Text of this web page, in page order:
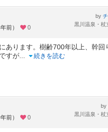
前） 0
by
黒川温泉・杖
あります。樹齢700年以上、幹回
すが
続きを読む
前） 0
by
黒川温泉・杖